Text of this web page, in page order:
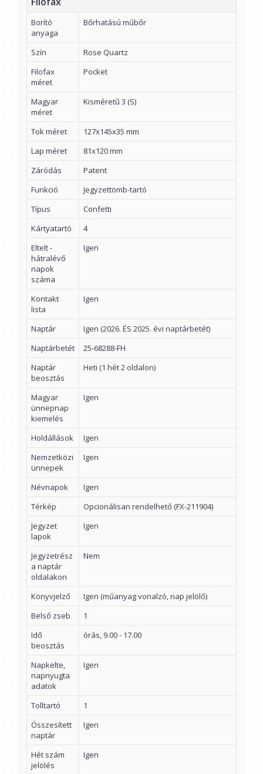
Borító
anyaga
Bőrhatású műbőr
Szín
Rose Quartz
Filofax
méret
Pocket
Magyar
méret
Kisméretű 3 (S)
Tok méret
127x145x35 mm
Lap méret
81x120 mm
Záródás
Patent
Funkció
Jegyzettömb-tartó
Típus
Confetti
Kártyatartó
4
Eltelt -
hátralévő
napok
száma
Igen
Kontakt
lista
Igen
Naptár
Igen (2026. ÉS 2025. évi naptárbetét)
Naptárbetét
25-68288-FH
Naptár
beosztás
Heti (1 hét 2 oldalon)
Magyar
ünnepnap
kiemelés
Igen
Holdállások
Igen
Nemzetközi
ünnepek
Igen
Névnapok
Igen
Térkép
Opcionálisan rendelhető (FX-211904)
Jegyzet
lapok
Igen
Jegyzetrész
a naptár
oldalakon
Nem
Könyvjelző
Igen (műanyag vonalzó, nap jelölő)
Belső zseb
1
Idő
beosztás
órás, 9.00 - 17.00
Napkelte,
napnyugta
adatok
Igen
Tolltartó
1
Összesített
naptár
Igen
Hét szám
jelölés
Igen